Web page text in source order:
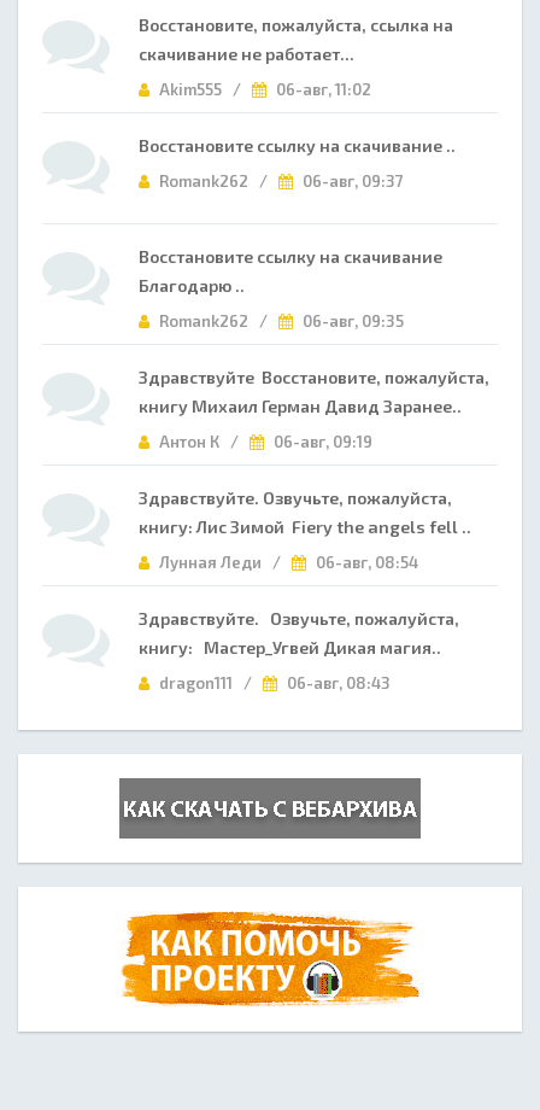
Восстановите, пожалуйста, ссылка на
скачивание не работает...
Akim555 / 06-авг, 11:02
Восстановите ссылку на скачивание ..
Romank262 / 06-авг, 09:37
Восстановите ссылку на скачивание
Благодарю ..
Romank262 / 06-авг, 09:35
Здравствуйте Восстановите, пожалуйста,
книгу Михаил Герман Давид Заранее..
Антон К / 06-авг, 09:19
Здравствуйте. Озвучьте, пожалуйста,
книгу: Лис Зимой Fiery the angels fell ..
Лунная Леди / 06-авг, 08:54
Здравствуйте. Озвучьте, пожалуйста,
книгу: Мастер_Угвей Дикая магия..
dragon111 / 06-авг, 08:43